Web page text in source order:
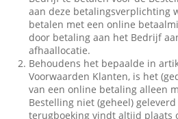
aan deze betalingsverplichting
betalen met een online
door betaling aan het Bedrijf
afhaallocatie.
Behoudens het bepaalde in
Voorwaarden Klanten, is het
van een online betaling alleen
Bestelling niet (geheel)
terugboeking vindt altijd plaats